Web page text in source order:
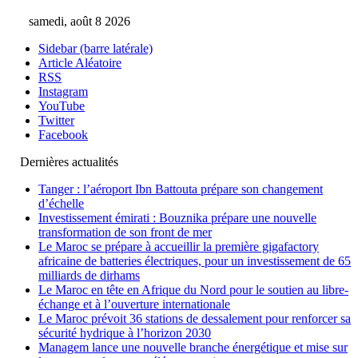
samedi, août 8 2026
Sidebar (barre latérale)
Article Aléatoire
RSS
Instagram
YouTube
Twitter
Facebook
Dernières actualités
Tanger : l’aéroport Ibn Battouta prépare son changement
d’échelle
Investissement émirati : Bouznika prépare une nouvelle
transformation de son front de mer
Le Maroc se prépare à accueillir la première gigafactory
africaine de batteries électriques, pour un investissement de 65
milliards de dirhams
Le Maroc en tête en Afrique du Nord pour le soutien au libre-
échange et à l’ouverture internationale
Le Maroc prévoit 36 stations de dessalement pour renforcer sa
sécurité hydrique à l’horizon 2030
Managem lance une nouvelle branche énergétique et mise sur